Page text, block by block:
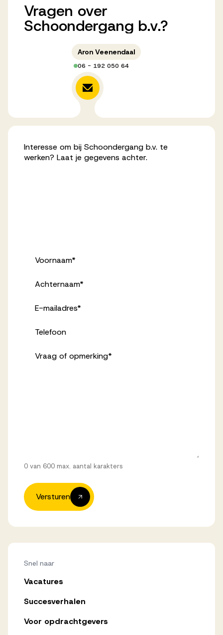
Vragen over
Schoondergang b.v.?
Aron Veenendaal
06 - 192 050 64
Interesse om bij Schoondergang b.v. te
werken? Laat je gegevens achter.
Voornaam*
Achternaam*
E-mailadres*
Telefoon
Vraag of opmerking*
0 van 600 max. aantal karakters
Versturen
Snel naar
Vacatures
Succesverhalen
Voor opdrachtgevers